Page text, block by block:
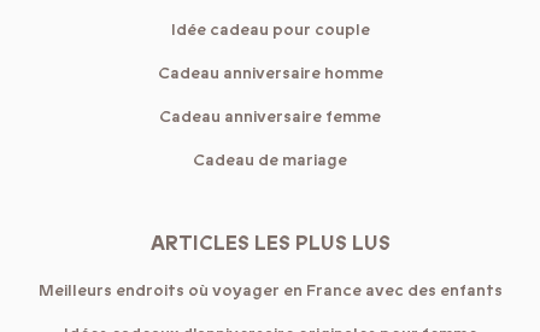
Idée cadeau pour couple
Cadeau anniversaire homme
Cadeau anniversaire femme
Cadeau de mariage
ARTICLES LES PLUS LUS
Meilleurs endroits où voyager en France avec des enfants